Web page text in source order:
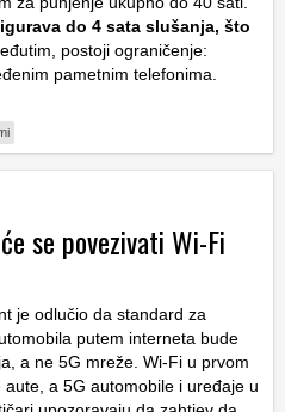
do 4 sata slušanja, što
postoji ograničenje:
pametnim telefonima.
se povezivati Wi-Fi
je odlučio da standard za
putem interneta bude
a ne 5G mreže. Wi-Fi u prvom
aute, a 5G automobile i uređaje u